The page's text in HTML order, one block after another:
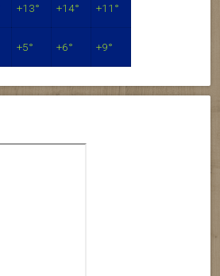
+13° +14° +11°
+5° +6° +9°